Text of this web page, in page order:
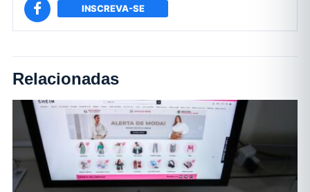
INSCREVA-SE
Relacionadas